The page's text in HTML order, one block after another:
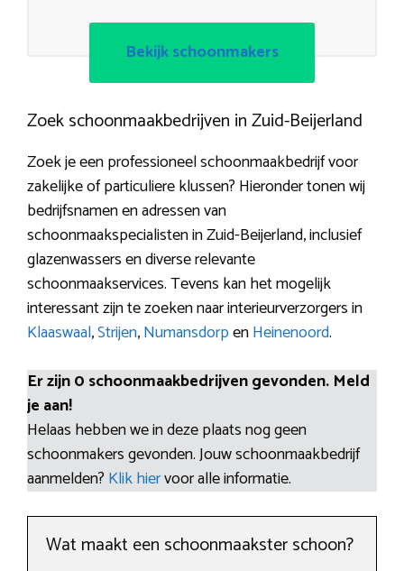
Bekijk schoonmakers
Zoek schoonmaakbedrijven in Zuid-Beijerland
Zoek je een professioneel schoonmaakbedrijf voor
zakelijke of particuliere klussen? Hieronder tonen wij
bedrijfsnamen en adressen van
schoonmaakspecialisten in Zuid-Beijerland, inclusief
glazenwassers en diverse relevante
schoonmaakservices. Tevens kan het mogelijk
interessant zijn te zoeken naar interieurverzorgers in
Klaaswaal,Strijen,NumansdorpenHeinenoord.
Er zijn 0 schoonmaakbedrijven gevonden. Meld
je aan!
Helaas hebben we in deze plaats nog geen
schoonmakers gevonden. Jouw schoonmaakbedrijf
aanmelden? Klik hiervoor alle informatie.
Wat maakt een schoonmaakster schoon?